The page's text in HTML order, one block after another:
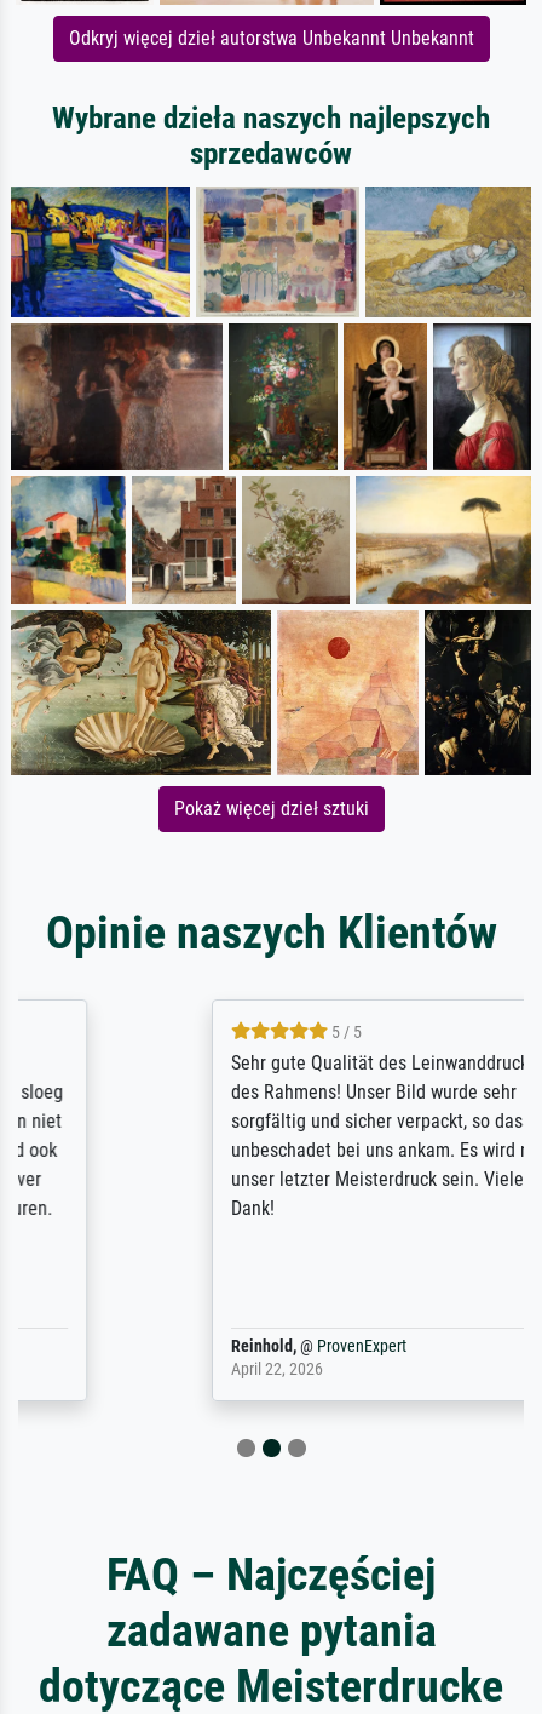
Odkryj więcej dzieł autorstwa Unbekannt Unbekannt
Wybrane dzieła naszych najlepszych
sprzedawców
Pokaż więcej dzieł sztuki
Opinie naszych Klientów
Sehr gute Qualität des Leinwanddrucks und
des Rahmens! Unser Bild wurde sehr
sorgfältig und sicher verpackt, so dass es
unbeschadet bei uns ankam. Es wird nicht
unser letzter Meisterdruck sein. Vielen
ProvenExpert
FAQ – Najczęściej
zadawane pytania
dotyczące Meisterdrucke